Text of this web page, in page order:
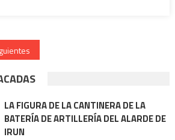
San
LA FIGURA DE LA CANTINERA DE LA
BATERÍA DE ARTILLERÍA DEL ALARDE DE
IRUN